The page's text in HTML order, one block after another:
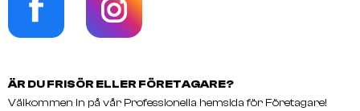
ÄR DU FRISÖR ELLER FÖRETAGARE?
Välkommen in på vår Professionella hemsida för Företagare!